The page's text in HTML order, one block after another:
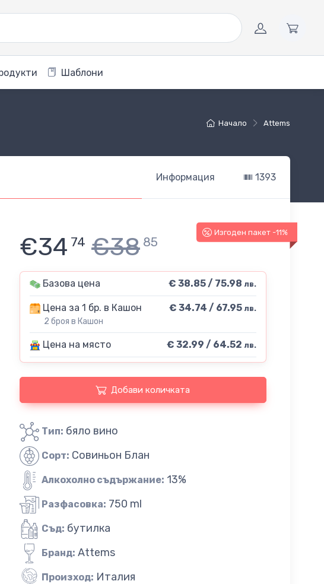
Шаблони
Начало Attems
Информация 1393
Изгоден пакет -11%
€34 74 €38 85
Базова цена € 38.85 / 75.98 лв.
Цена за 1 бр. в Кашон
2 броя в Кашон
€ 34.74 / 67.95 лв.
Цена на място € 32.99 / 64.52 лв.
Добави количката
Тип: бяло вино
Сорт: Совиньон Блан
Алкохолно съдържание: 13%
Разфасовка: 750 ml
Съд: бутилка
Бранд: Attems
Произход: Италия